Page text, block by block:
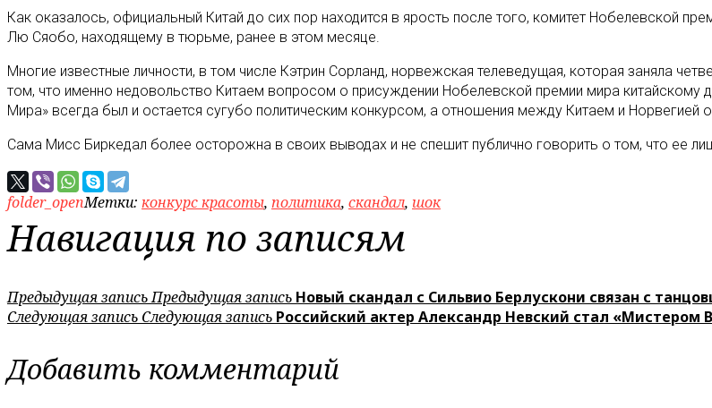
Как оказалось, официальный Китай до сих пор находится в ярость после того, комитет Нобелевской
Лю Сяобо, находящему в тюрьме, ранее в этом месяце.
Многие известные личности, в том числе Кэтрин Сорланд, норвежская телеведущая, которая заняла
том, что именно недовольство Китаем вопросом о присуждении Нобелевской премии мира китайскому
Мира» всегда был и остается сугубо политическим конкурсом, а отношения между Китаем и Норвегией
Сама Мисс Биркедал более осторожна в своих выводах и не спешит публично говорить о том, что ее
folder_openМетки: конкурс красоты, политика, скандал, шок
Навигация по записям
Предыдущая записьПредыдущая запись Новый скандал с Сильвио Берлускони связан с
Следующая запись Следующая запись Российский актер Александр Невский стал «Мистером
Добавить комментарий